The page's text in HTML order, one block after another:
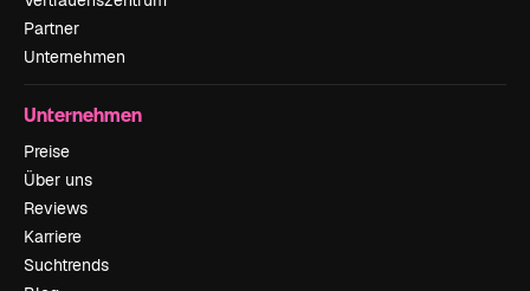
Partner
Unternehmen
Unternehmen
Preise
Über uns
Reviews
Karriere
Suchtrends